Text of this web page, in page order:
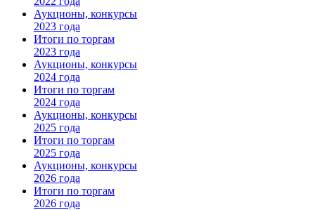
Аукционы, конкурсы
2023 года
Итоги по торгам
2023 года
Аукционы, конкурсы
2024 года
Итоги по торгам
2024 года
Аукционы, конкурсы
2025 года
Итоги по торгам
2025 года
Аукционы, конкурсы
2026 года
Итоги по торгам
2026 года